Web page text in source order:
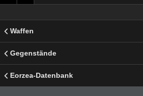
Waffen
Gegenstände
Eorzea-Datenbank